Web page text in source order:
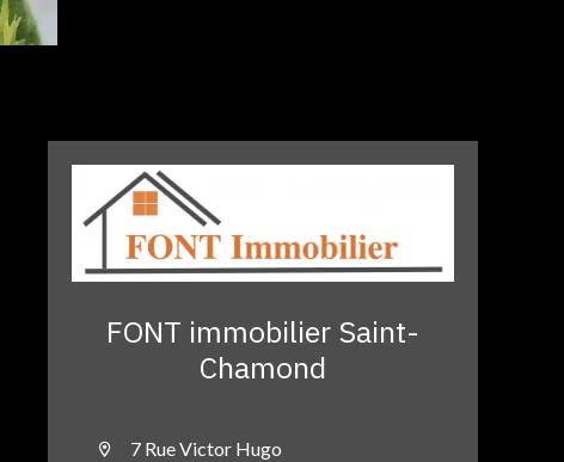
FONT immobilier Saint-
Chamond
7 Rue Victor Hugo